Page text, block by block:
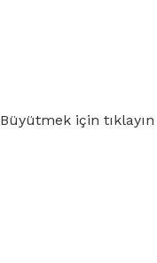
Büyütmek için tıklayın